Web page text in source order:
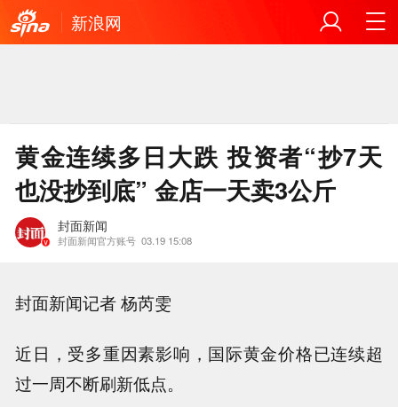
新浪网
黄金连续多日大跌 投资者“抄7天
也没抄到底” 金店一天卖3公斤
封面新闻
封面新闻官方账号 03.19 15:08
封面新闻记者 杨芮雯
近日，受多重因素影响，国际黄金价格已连续超
过一周不断刷新低点。